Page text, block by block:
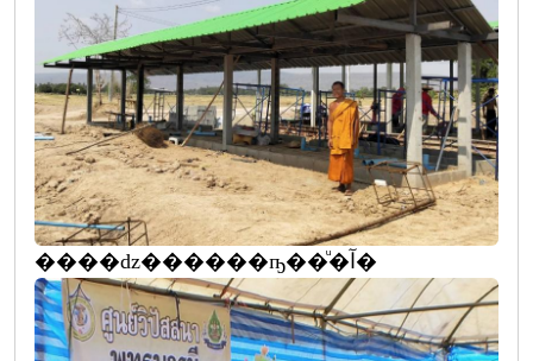
����ǳ������ҧ��ͧ�آ�